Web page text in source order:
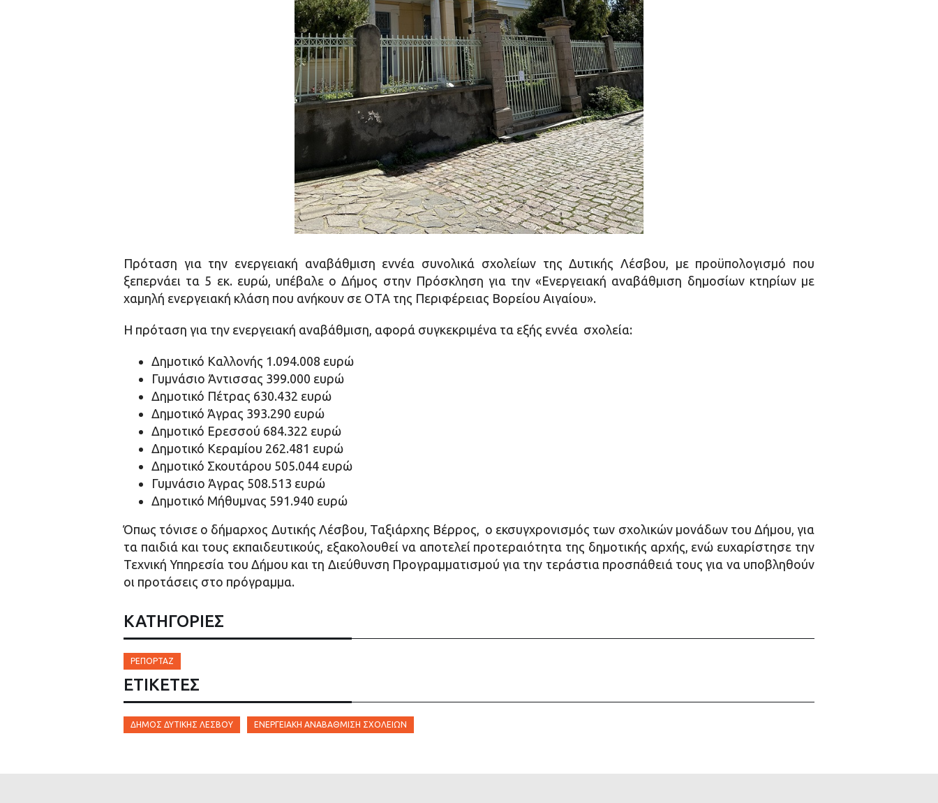
Πρόταση για την ενεργειακή αναβάθμιση εννέα συνολικά σχολείων της Δυτικής Λέσβου, με προϋπολογισμό που
ξεπερνάει τα 5 εκ. ευρώ, υπέβαλε ο Δήμος στην Πρόσκληση για την «Ενεργειακή αναβάθμιση δημοσίων κτηρίων με
χαμηλή ενεργειακή κλάση που ανήκουν σε ΟΤΑ της Περιφέρειας Βορείου Αιγαίου».
Η πρόταση για την ενεργειακή αναβάθμιση, αφορά συγκεκριμένα τα εξής εννέα σχολεία:
Δημοτικό Καλλονής 1.094.008 ευρώ
Γυμνάσιο Άντισσας 399.000 ευρώ
Δημοτικό Πέτρας 630.432 ευρώ
Δημοτικό Άγρας 393.290 ευρώ
Δημοτικό Ερεσσού 684.322 ευρώ
Δημοτικό Κεραμίου 262.481 ευρώ
Δημοτικό Σκουτάρου 505.044 ευρώ
Γυμνάσιο Άγρας 508.513 ευρώ
Δημοτικό Μήθυμνας 591.940 ευρώ
Όπως τόνισε ο δήμαρχος Δυτικής Λέσβου, Ταξιάρχης Βέρρος, ο εκσυγχρονισμός των σχολικών μονάδων του Δήμου, για
τα παιδιά και τους εκπαιδευτικούς, εξακολουθεί να αποτελεί προτεραιότητα της δημοτικής αρχής, ενώ ευχαρίστησε την
Τεχνική Υπηρεσία του Δήμου και τη Διεύθυνση Προγραμματισμού για την τεράστια προσπάθειά τους για να υποβληθούν
οι προτάσεις στο πρόγραμμα.
ΚΑΤΗΓΟΡΙΕΣ
ΡΕΠΟΡΤΆΖ
ΕΤΙΚΈΤΕΣ
ΔΉΜΟΣ ΔΥΤΙΚΉΣ ΛΈΣΒΟΥ ΕΝΕΡΓΕΙΑΚΉ ΑΝΑΒΆΘΜΙΣΗ ΣΧΟΛΕΊΩΝ